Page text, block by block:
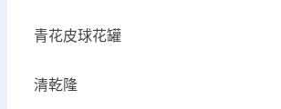
青花皮球花罐
清乾隆